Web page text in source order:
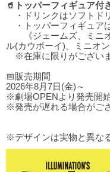
🥤トッパーフィギュア付
・ドリンクはソフトド
・トッパーフィギュア
《ジェームズ、ミニオ
ル(カウボーイ)、ミニオン
※在庫に限りがございま
📅販売期間
2026年8月7日(金)～
※劇場OPENより発売開始
※発売が遅れる場合がご
※デザインは実物と異な